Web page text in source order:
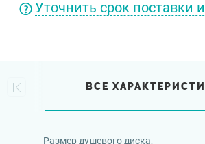
Уточнить срок поставки
ВСЕ
Размер душевого диска,